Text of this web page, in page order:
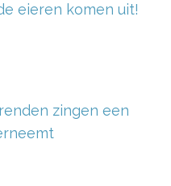
eieren komen uit!
zingen een